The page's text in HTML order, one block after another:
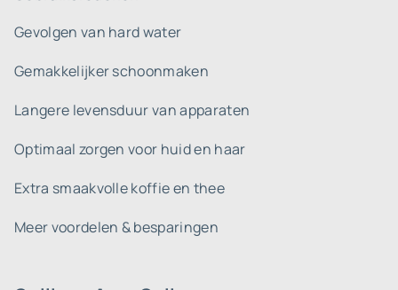
Gevolgen van hard water
Gemakkelijker schoonmaken
Langere levensduur van apparaten
Optimaal zorgen voor huid en haar
Extra smaakvolle koffie en thee
Meer voordelen & besparingen